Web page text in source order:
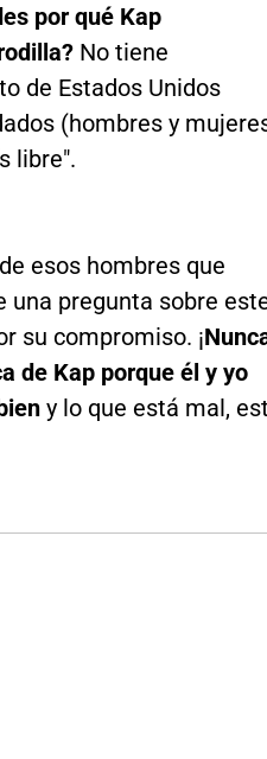
por qué Kap
No tiene
de Estados Unidos
(hombres y
libre".
esos hombres que
una pregunta sobre
su compromiso. ¡
de Kap porque él y yo
y lo que está mal,